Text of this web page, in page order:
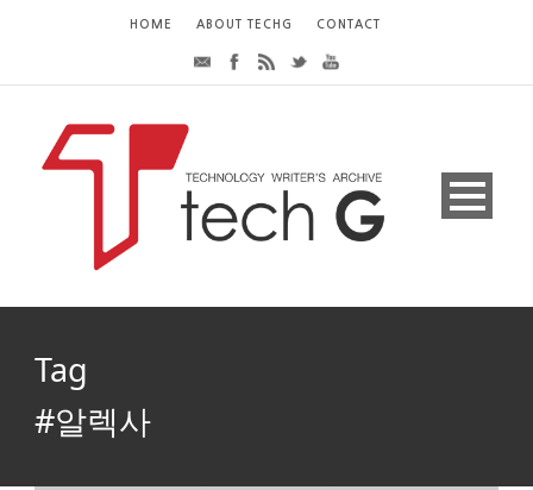
HOME ABOUT TECHG CONTACT
Tag
#알렉사